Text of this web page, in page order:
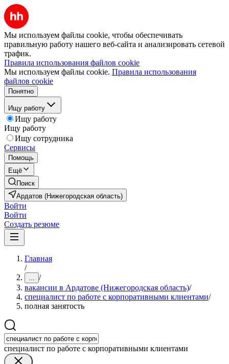
Мы используем файлы cookie, чтобы обеспечивать
правильную работу нашего веб-сайта и анализировать сетевой
трафик.
Правила использования файлов cookie
Мы используем файлы cookie. Правила использования
файлов cookie
Понятно
Ищу работу
Ищу работу
Ищу работу
Ищу сотрудника
Сервисы
Помощь
Ещё
Поиск
Ардатов (Нижегородская область)
Войти
Войти
Создать резюме
Главная
/
... /
вакансии в Ардатове (Нижегородская область)/
специалист по работе с корпоративными клиентами/
полная занятость
специалист по работе с корпоративными клиентами